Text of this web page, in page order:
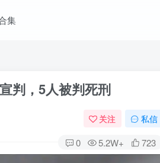
集
判，5人被判死刑
关注 私信
0 5.2W+ 723